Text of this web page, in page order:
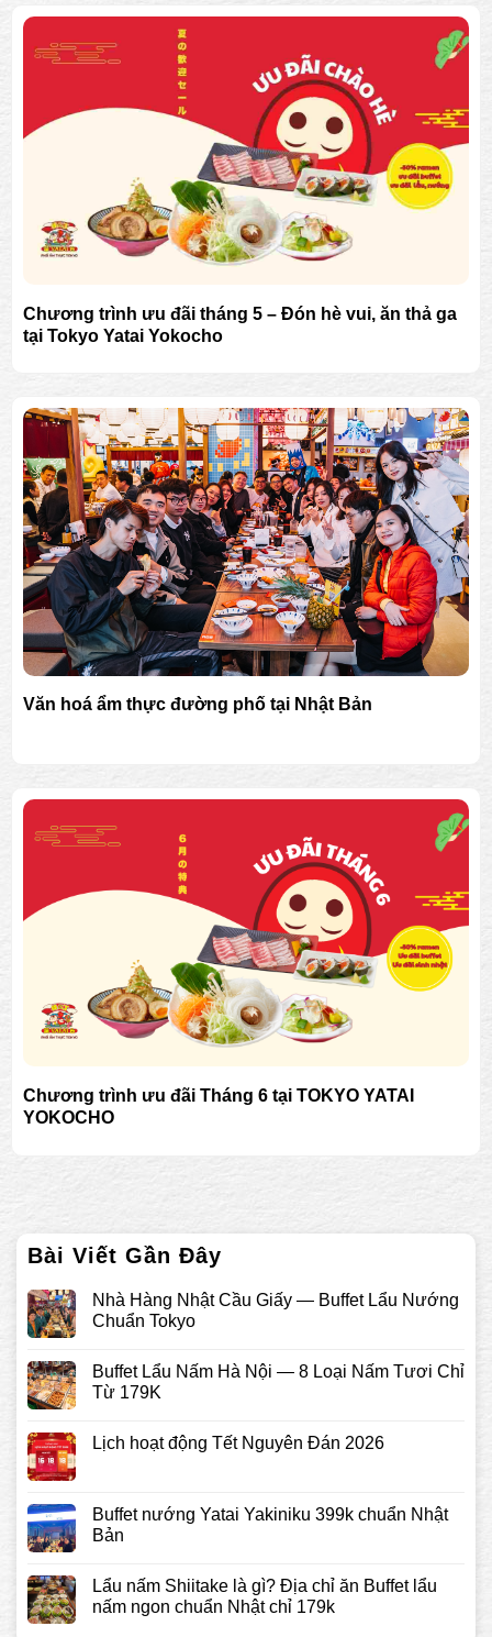
Chương trình ưu đãi tháng 5 – Đón hè vui, ăn thả ga
tại Tokyo Yatai Yokocho
Văn hoá ẩm thực đường phố tại Nhật Bản
Chương trình ưu đãi Tháng 6 tại TOKYO YATAI
YOKOCHO
Bài Viết Gần Đây
Nhà Hàng Nhật Cầu Giấy — Buffet Lẩu Nướng
Chuẩn Tokyo
Buffet Lẩu Nấm Hà Nội — 8 Loại Nấm Tươi Chỉ
Từ 179K
Lịch hoạt động Tết Nguyên Đán 2026
Buffet nướng Yatai Yakiniku 399k chuẩn Nhật
Bản
Lẩu nấm Shiitake là gì? Địa chỉ ăn Buffet lẩu
nấm ngon chuẩn Nhật chỉ 179k